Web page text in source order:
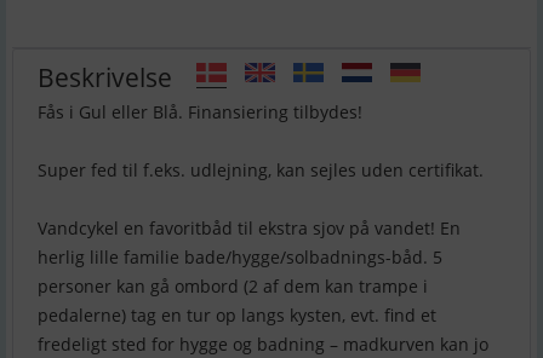
Beskrivelse
Fås i Gul eller Blå. Finansiering tilbydes!
Super fed til f.eks. udlejning, kan sejles uden certifikat.
Vandcykel en favoritbåd til ekstra sjov på vandet! En
herlig lille familie bade/hygge/solbadnings-båd. 5
personer kan gå ombord (2 af dem kan trampe i
pedalerne) tag en tur op langs kysten, evt. find et
fredeligt sted for hygge og badning – madkurven kan jo